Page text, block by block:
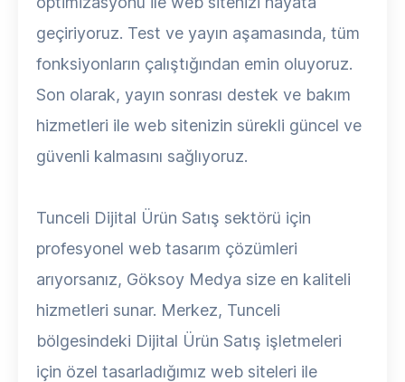
geçiriyoruz. Test ve yayın aşamasında, tüm
fonksiyonların çalıştığından emin oluyoruz.
Son olarak, yayın sonrası destek ve bakım
hizmetleri ile web sitenizin sürekli güncel ve
güvenli kalmasını sağlıyoruz.
Tunceli Dijital Ürün Satış sektörü için
profesyonel web tasarım çözümleri
arıyorsanız, Göksoy Medya size en kaliteli
hizmetleri sunar. Merkez, Tunceli
bölgesindeki Dijital Ürün Satış işletmeleri
için özel tasarladığımız web siteleri ile